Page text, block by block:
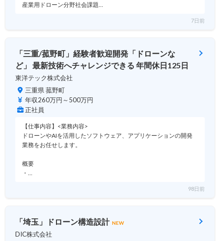
産業用ドローン分野社会課題…
7日前
「三重/菰野町」経験者歓迎開発「ドローンな
ど」 最新技術へチャレンジできる 年間休日125日
東洋テック株式会社
三重県 菰野町
年収260万円～500万円
正社員
【仕事内容】<業務内容>
ドローンやAIを活用したソフトウェア、アプリケーションの開発
業務をお任せします。
概要
・…
98日前
「埼玉」ドローン構造設計 NEW
DIC株式会社